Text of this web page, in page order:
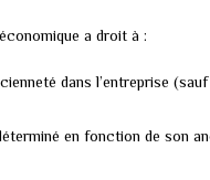
a droit à :
dans l’entreprise (sauf
en fonction de son